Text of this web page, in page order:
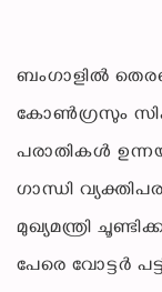
ബംഗാളിൽ
കോൺഗ്രസും
പരാതികൾ
ഗാന്ധി
മുഖ്യമന്ത്രി
പേരെ വോട്ടർ